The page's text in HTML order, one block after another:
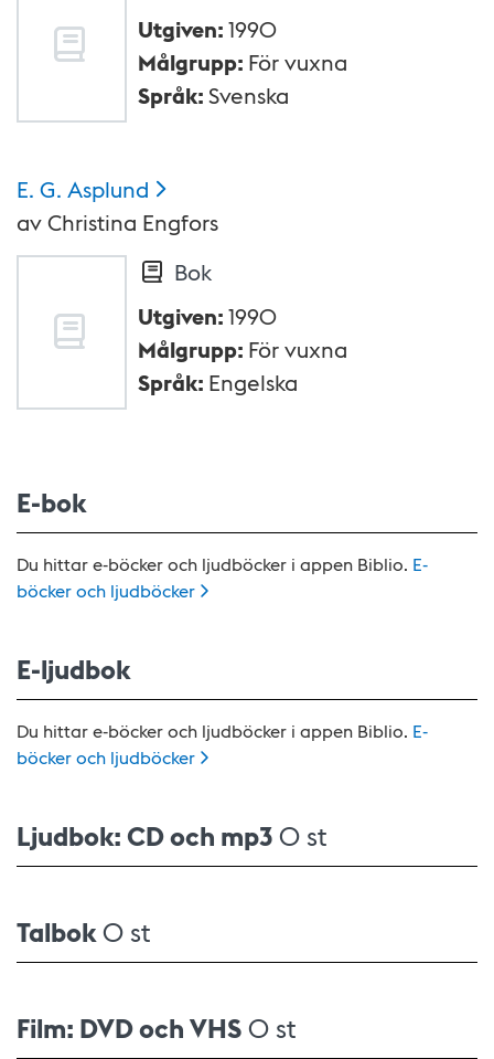
Utgiven:1990
Målgrupp: För vuxna
Språk:Svenska
E. G. Asplund
avChristina Engfors
Bok
Utgiven:1990
Målgrupp: För vuxna
Språk: Engelska
E-bok
Du hittar e-böcker och ljudböcker i appen Biblio. E-
böcker och ljudböcker
E-ljudbok
Du hittar e-böcker och ljudböcker i appen Biblio. E-
böcker och ljudböcker
Ljudbok: CD och mp30 st
Talbok0 st
Film: DVD och VHS0 st